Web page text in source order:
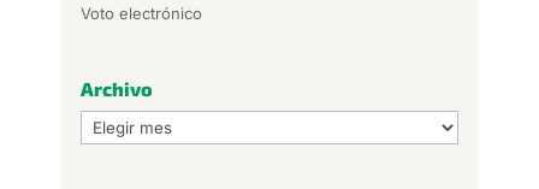
Voto electrónico
Archivo
Archivo